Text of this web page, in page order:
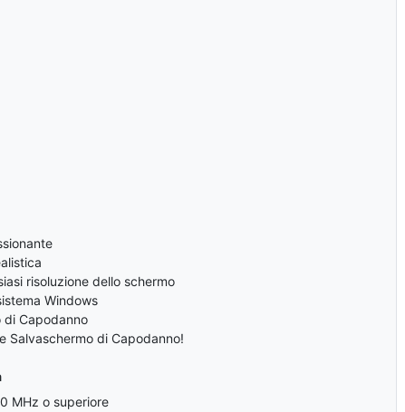
risoluzione dello schermo
Windows
di Capodanno
Salvaschermo di Capodanno!
MHz o superiore